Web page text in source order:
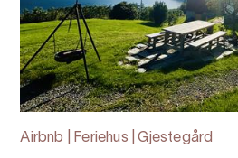
Airbnb | Feriehus | Gjestegård